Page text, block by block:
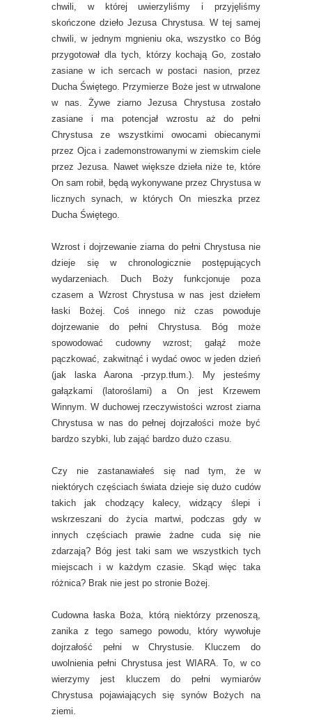
chwili, w której uwierzyliśmy i przyjęliśmy
skończone dzieło Jezusa Chrystusa. W tej samej
chwili, w jednym mgnieniu oka, wszystko co Bóg
przygotował dla tych, którzy kochają Go, zostało
zasiane w ich sercach w postaci nasion, przez
Ducha Świętego. Przymierze Boże jest w utrwalone
w nas. Żywe ziarno Jezusa Chrystusa zostało
zasiane i ma potencjał wzrostu aż do pełni
Chrystusa ze wszystkimi owocami obiecanymi
przez Ojca i zademonstrowanymi w ziemskim ciele
przez Jezusa. Nawet większe dzieła niże te, które
On sam robił, będą wykonywane przez Chrystusa w
licznych synach, w których On mieszka przez
Ducha Świętego.
Wzrost i dojrzewanie ziarna do pełni Chrystusa nie
dzieje się w chronologicznie postępujących
wydarzeniach. Duch Boży funkcjonuje poza
czasem a Wzrost Chrystusa w nas jest dziełem
łaski Bożej. Coś innego niż czas powoduje
dojrzewanie do pełni Chrystusa. Bóg może
spowodować cudowny wzrost; gałąź może
pączkować, zakwitnąć i wydać owoc w jeden dzień
(jak laska Aarona -przyp.tłum.). My jesteśmy
gałązkami (latoroślami) a On jest Krzewem
Winnym. W duchowej rzeczywistości wzrost ziarna
Chrystusa w nas do pełnej dojrzałości może być
bardzo szybki, lub zająć bardzo dużo czasu.
Czy nie zastanawiałeś się nad tym, że w
niektórych częściach świata dzieje się dużo cudów
takich jak chodzący kalecy, widzący ślepi i
wskrzeszani do życia martwi, podczas gdy w
innych częściach prawie żadne cuda się nie
zdarzają? Bóg jest taki sam we wszystkich tych
miejscach i w każdym czasie. Skąd więc taka
różnica? Brak nie jest po stronie Bożej.
Cudowna łaska Boża, którą niektórzy przenoszą,
zanika z tego samego powodu, który wywołuje
dojrzałość pełni w Chrystusie. Kluczem do
uwolnienia pełni Chrystusa jest WIARA. To, w co
wierzymy jest kluczem do pełni wymiarów
Chrystusa pojawiających się synów Bożych na
ziemi.